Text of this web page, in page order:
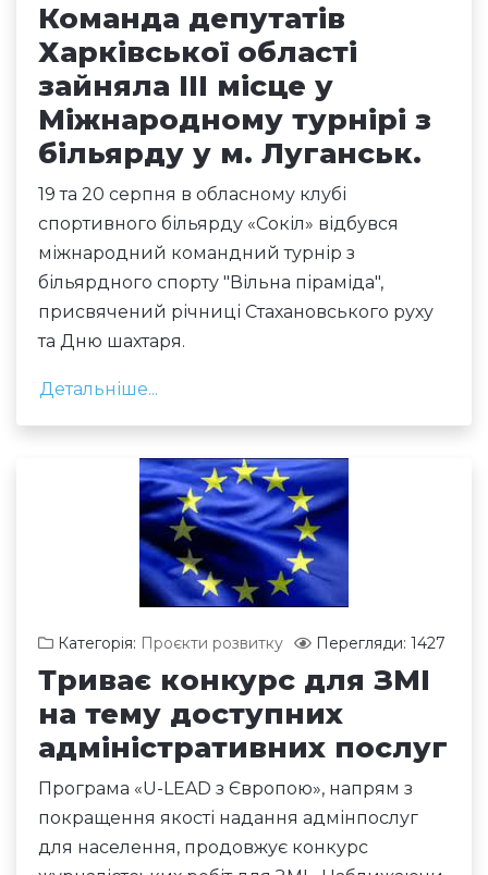
Команда депутатів
Харківської області
зайняла III місце у
Міжнародному турнірі з
більярду у м. Луганськ.
19 та 20 серпня в обласному клубі
спортивного більярду «Сокіл» відбувся
міжнародний командний турнір з
більярдного спорту "Вільна піраміда",
присвячений річниці Стахановського руху
та Дню шахтаря.
Детальніше...
Категорія: Проєкти розвитку Перегляди: 1427
Триває конкурс для ЗМІ
на тему доступних
адміністративних послуг
Програма «U-LEAD з Європою», напрям з
покращення якості надання адмінпослуг
для населення, продовжує конкурс